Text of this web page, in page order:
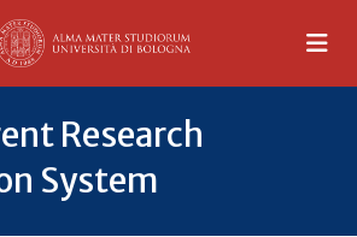
Research
System